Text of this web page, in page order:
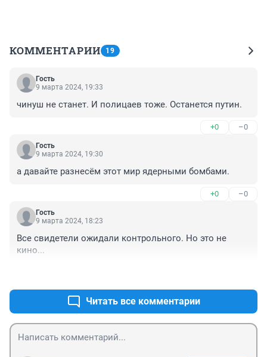
КОММЕНТАРИИ 19
Гость
9 марта 2024, 19:33
чинуш не станет. И полицаев тоже. Останется путин.
+0 –0
Гость
9 марта 2024, 19:30
а давайте разнесём этот мир ядерными бомбами.
+0 –0
Гость
9 марта 2024, 18:23
Все свидетели ожидали контрольного. Но это не
кино...
Читать все комментарии